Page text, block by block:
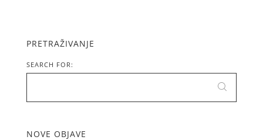
PRETRAŽIVANJE
SEARCH FOR:
NOVE OBJAVE